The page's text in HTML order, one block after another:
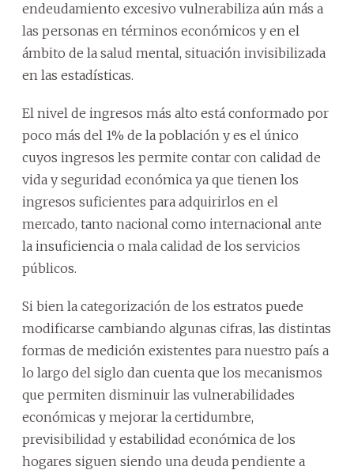
endeudamiento excesivo vulnerabiliza aún más a
las personas en términos económicos y en el
ámbito de la salud mental, situación invisibilizada
en las estadísticas.
El nivel de ingresos más alto está conformado por
poco más del 1% de la población y es el único
cuyos ingresos les permite contar con calidad de
vida y seguridad económica ya que tienen los
ingresos suficientes para adquirirlos en el
mercado, tanto nacional como internacional ante
la insuficiencia o mala calidad de los servicios
públicos.
Si bien la categorización de los estratos puede
modificarse cambiando algunas cifras, las distintas
formas de medición existentes para nuestro país a
lo largo del siglo dan cuenta que los mecanismos
que permiten disminuir las vulnerabilidades
económicas y mejorar la certidumbre,
previsibilidad y estabilidad económica de los
hogares siguen siendo una deuda pendiente a